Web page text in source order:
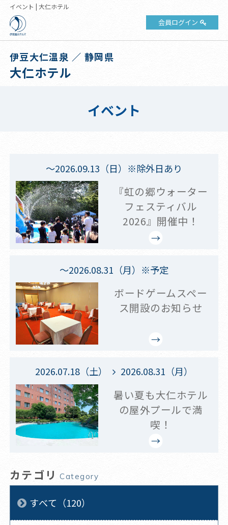
イベント | 大仁ホテル
会員ログイン
伊豆大仁温泉 ／ 静岡県
大仁ホテル
イベント
～2026.09.13（日）※除外日あり
『虹の郷ウォーター
フェスティバル
2026』開催中！
～2026.08.31（月）※予定
ボードゲームスペー
ス開設のお知らせ
2026.07.18（土） 2026.08.31（月）
暑い夏も大仁ホテル
の屋外プールで満
喫！
カテゴリ Category
すべて（120）